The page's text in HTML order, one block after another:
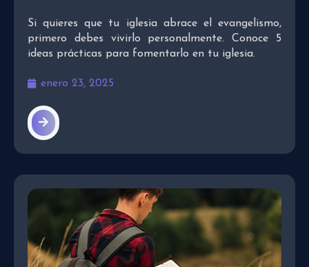
Si quieres que tu iglesia abrace el evangelismo,
primero debes vivirlo personalmente. Conoce 5
ideas prácticas para fomentarlo en tu iglesia.
enero 23, 2025